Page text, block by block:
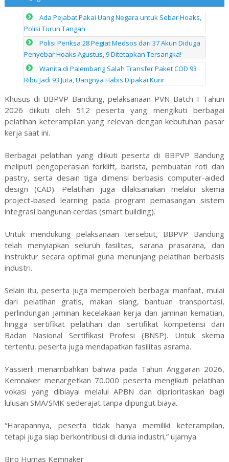
Ada Pejabat Pakai Uang Negara untuk Sebar Hoaks,
Polisi Turun Tangan
Polisi Periksa 28 Pegiat Medsos dari 37 Akun Diduga
Penyebar Hoaks Agustus, 9 Ditetapkan Tersangka!
Wanita di Palembang Salah Transfer Paket COD 93
Ribu Jadi 93 Juta, Uangnya Habis Dipakai Kurir
Khusus di BBPVP Bandung, pelaksanaan PVN Batch I Tahun
2026 diikuti oleh 512 peserta yang mengikuti berbagai
pelatihan keterampilan yang relevan dengan kebutuhan pasar
kerja saat ini.
Berbagai pelatihan yang diikuti peserta di BBPVP Bandung
meliputi pengoperasian forklift, barista, pembuatan roti dan
pastry, serta desain tiga dimensi berbasis computer-aided
design (CAD). Pelatihan juga dilaksanakan melalui skema
project-based learning pada program pemasangan sistem
integrasi bangunan cerdas (smart building).
Untuk mendukung pelaksanaan tersebut, BBPVP Bandung
telah menyiapkan seluruh fasilitas, sarana prasarana, dan
instruktur secara optimal guna menunjang pelatihan berbasis
industri.
Selain itu, peserta juga memperoleh berbagai manfaat, mulai
dari pelatihan gratis, makan siang, bantuan transportasi,
perlindungan jaminan kecelakaan kerja dan jaminan kematian,
hingga sertifikat pelatihan dan sertifikat kompetensi dari
Badan Nasional Sertifikasi Profesi (BNSP). Untuk skema
tertentu, peserta juga mendapatkan fasilitas asrama.
Yassierli menambahkan bahwa pada Tahun Anggaran 2026,
Kemnaker menargetkan 70.000 peserta mengikuti pelatihan
vokasi yang dibiayai melalui APBN dan diprioritaskan bagi
lulusan SMA/SMK sederajat tanpa dipungut biaya.
“Harapannya, peserta tidak hanya memiliki keterampilan,
tetapi juga siap berkontribusi di dunia industri,” ujarnya.
Biro Humas Kemnaker